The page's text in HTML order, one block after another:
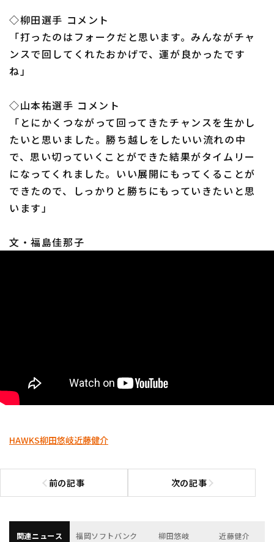
◇柳田選手 コメント
「打ったのはフォークだと思います。みんながチャ
ンスで回してくれたおかげで、運が良かったです
ね」
◇山本祐選手 コメント
「とにかくつながって回ってきたチャンスを生かし
たいと思いました。勝ち越しをしたいい流れの中
で、思い切っていくことができた結果がタイムリー
になってくれました。いい展開にもってくることが
できたので、しっかりと勝ちにもっていきたいと思
います」
文・福島佳那子
HAWKS柳田悠岐近藤健介
前の記事
前の記事へ 次の記事次の記事へ
関連ニュース 福岡ソフトバンク 柳田悠岐 近藤健介